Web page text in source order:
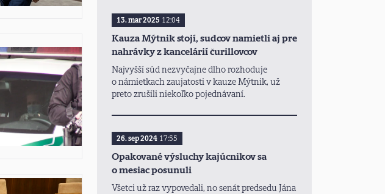
13. mar 2025 12:04
Kauza Mýtnik stojí, sudcov namietli aj pre
nahrávky z kancelárií čurillovcov
Najvyšší súd nezvyčajne dlho rozhoduje
o námietkach zaujatosti v kauze Mýtnik, už
preto zrušili niekoľko pojednávaní.
26. sep 2024 17:55
Opakované výsluchy kajúcnikov sa
o mesiac posunuli
Všetci už raz vypovedali, no senát predsedu Jána